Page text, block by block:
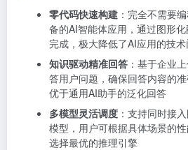
零代码快速构建 ：完全不需要
备的AI智能体应用，通过图形
完成，极大降低了AI应用的技
知识驱动精准回答 ：基于企业
答用户问题，确保回答内容的
优于通用AI助手的泛化回答
多模型灵活调度 ：支持同时接
模型，用户可根据具体场景的
选择最优的推理引擎